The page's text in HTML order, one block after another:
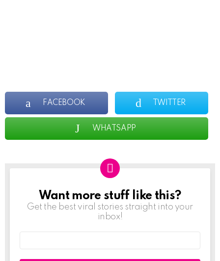
FACEBOOK TWITTER
WHATSAPP
NEWSLETTER
Want more stuff like this?
Get the best viral stories straight into your
inbox!